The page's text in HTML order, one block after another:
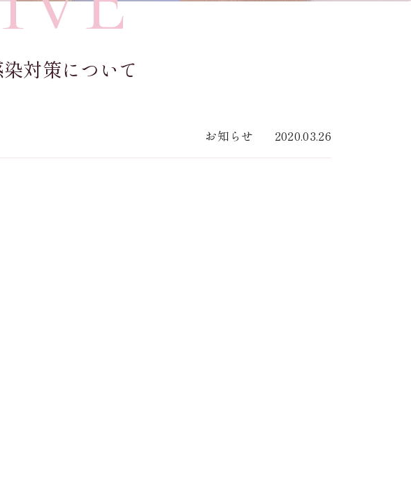
対策について
お知らせ 2020.03.26